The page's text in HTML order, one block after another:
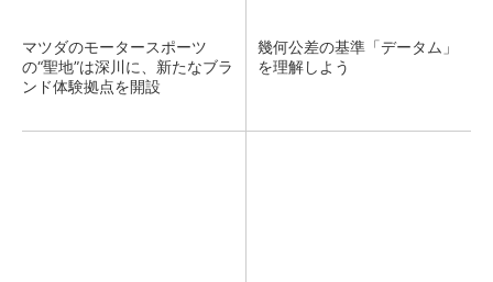
マツダのモータースポーツ
の“聖地”は深川に、新たなブラ
ンド体験拠点を開設
幾何公差の基準「データム」
を理解しよう